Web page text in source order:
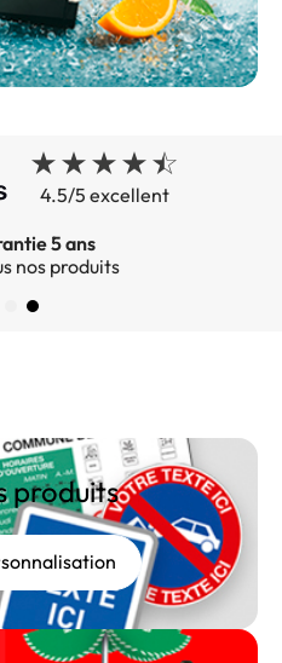
4.5/5 excellent
5 ans
nos produits
produits